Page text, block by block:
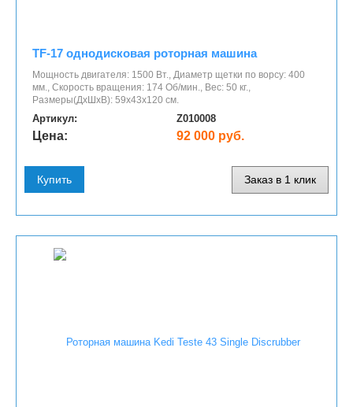
TF-17 однодисковая роторная машина
Мощность двигателя: 1500 Вт., Диаметр щетки по ворсу: 400
мм., Скорость вращения: 174 Об/мин., Вес: 50 кг.,
Размеры(ДхШхВ): 59х43х120 см.
Артикул: Z010008
Цена: 92 000 руб.
Купить Заказ в 1 клик